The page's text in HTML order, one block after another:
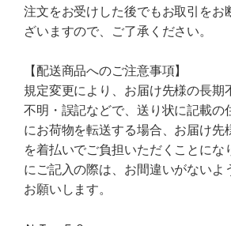
注文をお受けした後でもお取引をお
ざいますので、ご了承ください。
【配送商品へのご注意事項】
規定変更により、お届け先様の長期
不明・誤記などで、送り状に記載の
にお荷物を転送する場合、お届け先
を着払いでご負担いただくことにな
にご記入の際は、お間違いがないよ
お願いします。